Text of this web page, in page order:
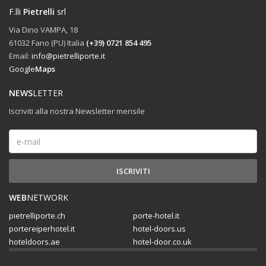
F.lli Pietrelli srl
Via Dino VAMPA, 18
61032 Fano (PU) Italia (+39) 0721 854 495
Email: info@pietrelliporte.it
GoogleMaps
NEWSLETTER
Iscriviti alla nostra Newsletter mensile
WEBNETWORK
pietrelliporte.ch
porte-hotel.it
portereiperhotel.it
hotel-doors.us
hoteldoors.ae
hotel-door.co.uk